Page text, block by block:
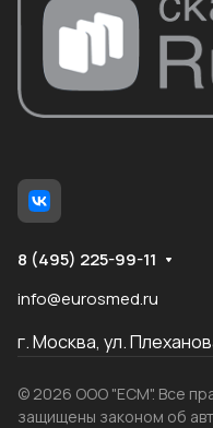
8 (495) 225-99-11
info@eurosmed.ru
г. Москва, ул.
© 2026 ООО "ЕСМ". Все
защищены законом об